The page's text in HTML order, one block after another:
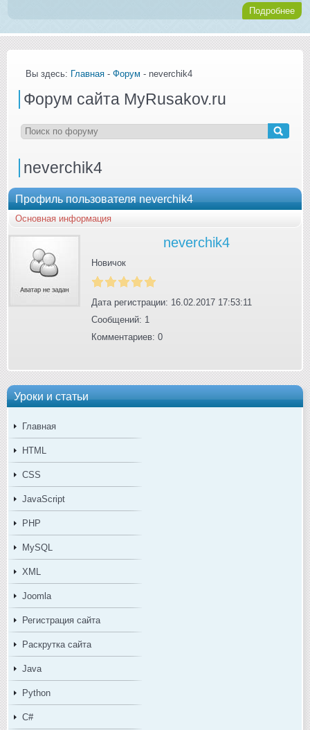
Подробнее
Уроки и статьи
Главная
HTML
CSS
JavaScript
PHP
MySQL
XML
Joomla
Регистрация сайта
Раскрутка сайта
Java
Python
C#
Вы здесь: Главная - Форум - neverchik4
Форум сайта MyRusakov.ru
neverchik4
Профиль пользователя neverchik4
Основная информация
neverchik4
Новичок
Дата регистрации: 16.02.2017 17:53:11
Сообщений: 1
Комментариев: 0